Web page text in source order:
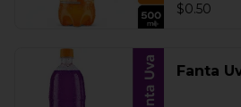
$0.50
Fanta